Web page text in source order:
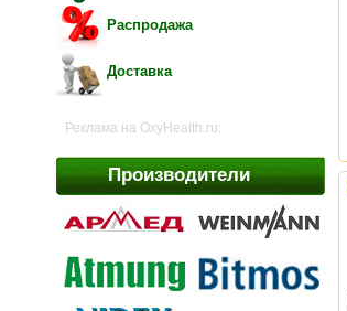
Распродажа
Доставка
Реклама на OxyHealth.ru:
Производители